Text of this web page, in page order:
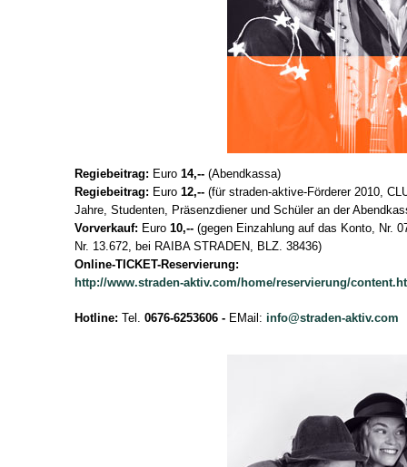
Regiebeitrag: Euro 14,--(Abendkassa)
Regiebeitrag: Euro 12,--(für straden-aktive-Förderer 2010,
Jahre, Studenten, Präsenzdiener und Schüler an der
Vorverkauf: Euro 10,--(gegen Einzahlung auf das Konto, Nr.
Nr. 13.672, bei RAIBA STRADEN, BLZ. 38436)
Online-TICKET-Reservierung:
http://www.straden-aktiv.com/home/reservierung/
Hotline: Tel. 0676-6253606- EMail: info@straden-aktiv.com